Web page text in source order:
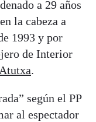
a 29 años
la cabeza a
1993 y por
de Interior
.
según el PP
al espectador